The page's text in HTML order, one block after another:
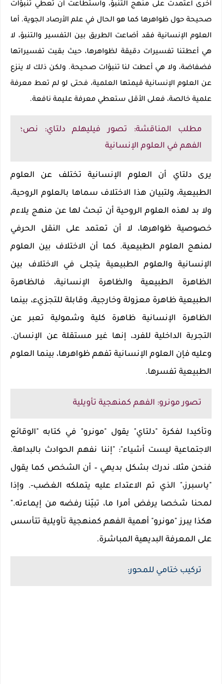
أخرى اعتمدت على منهج التنبؤ، واستطاعت أن تعطي تنبؤات
صحيحة حول ظواهرها كما هو الحال في علم الأرصاد الجوية. أما
العلوم الإنسانية فقد أضاعت الطريق بين التفسير والتنبؤ، لا
هي أعطتنا تفسيرات دقيقة لظواهرها، حيث بقيت تفسيراتها
فضفاضة، ولا هي أعطت لنا تنبؤات صحيحة. ولكن ذلك لا ينزع
عن العلوم الإنسانية قيمتها العلمية، فحتى لو لم تعط معرفة
علمية خالصة، فعلى الأقل ستعطي معرفة عليمة نافعة.
مطلب المناقشة: تصور فيليهلم دلتاي: نص؛
الفهم في العلوم الإنسانية
يرى دلتاي أن العلوم الإنسانية تختلف عن العلوم
الطبيعية، ولتبيان هذا الاختلاف سماها بالعلوم الروحية،
ولا بد لهذه العلوم الروحية أن تبحث لها عن منهج يلاءم
خصوصية ظواهرها، لا أن تعتمد على النقل الحرفي
لمنهج العلوم الطبيعية. كما أن الاختلاف بين العلوم
الإنسانية والعلوم الطبيعية يتجلى في الاختلاف بين
الظاهرة الطبيعية والظاهرة الإنسانية، فالظاهرة
الطبيعية ظاهرة معزولة وخارجية، وقابلة للتجزيء، بينما
الظاهرة الإنسانية ظاهرة كلية وشمولية تعبر عن
التجربة الداخلية للفرد، إنها غير مستقلة عن الإنسان.
وعليه فإن العلوم الإنسانية تفهم ظواهرها، بينما العلوم
الطبيعية تفسرها.
تصور مونرو: الفهم كمنهجية تأويلية
وتأكيدا لفكرة "دلتاي" يقول "مونرو" في كتابه "الوقائع
الاجتماعية ليست أشياء": "إننا نفهم الحوادث بالبداهة.
فنحن مثلا، ندرك بشكل بديهي – أن الشخص كما يقول
"ياسبرز،" الذي تم الاعتداء عليه يتملكه الغضب-. وإذا
لمحنا شخصا يرفض أمرا ما، تبيّنا رفضه من إيماءته."
هكذا يبرز "مونرو" أهمية الفهم كمنهجية تأويلية تتأسس
على المعرفة البديهية المباشرة.
تركيب ختامي للمحور: